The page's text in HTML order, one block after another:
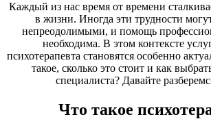
Каждый из нас время от времени
в жизни. Иногда эти трудности
непреодолимыми, и помощь
необходима. В этом контексте
психотерапевта становятся особенно
такое, сколько это стоит и как
специалиста? Давайте
Что такое